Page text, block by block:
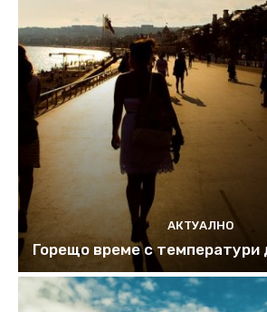
АКТУАЛНО
Горещо време с температури